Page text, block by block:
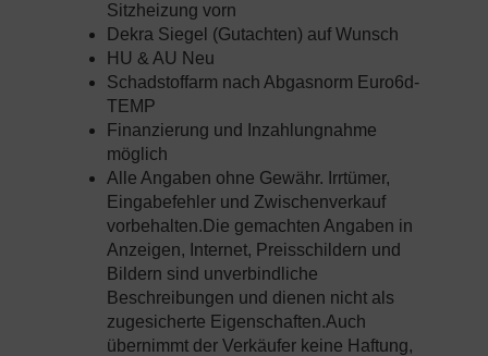
Sitzheizung vorn
Dekra Siegel (Gutachten) auf Wunsch
HU & AU Neu
Schadstoffarm nach Abgasnorm Euro6d-
TEMP
Finanzierung und Inzahlungnahme
möglich
Alle Angaben ohne Gewähr. Irrtümer,
Eingabefehler und Zwischenverkauf
vorbehalten.Die gemachten Angaben in
Anzeigen, Internet, Preisschildern und
Bildern sind unverbindliche
Beschreibungen und dienen nicht als
zugesicherte Eigenschaften.Auch
übernimmt der Verkäufer keine Haftung,